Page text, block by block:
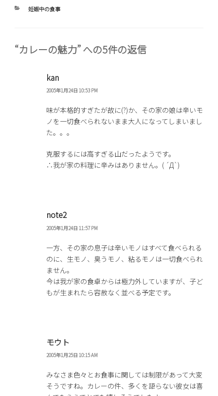
カ
妊娠中の食事
“カレーの魅力” への5件の返信
kan
2005年1月24日 10:53 PM
味が本格的すぎたが故に(?)か、その家の娘は辛いモ
ノを一切食べられないまま大人になってしまいまし
た。。。
克服するには高すぎる山だったようです。
∴我が家の料理に辛みはありません。( ´Д`)
note2
2005年1月24日 11:57 PM
一方、その家の息子は辛いモノはすべて食べられる
のに、生モノ、臭うモノ、粘るモノは一切食べられ
ません。
今は我が家の食卓からは極力外していますが、子ど
もが生まれたら容赦なく並べる予定です。
モウト
2005年1月25日 10:15 AM
みなさま色々とお食事に関しては制限があって大変
そうですね。カレーの件、多くを語らない彼女は喜